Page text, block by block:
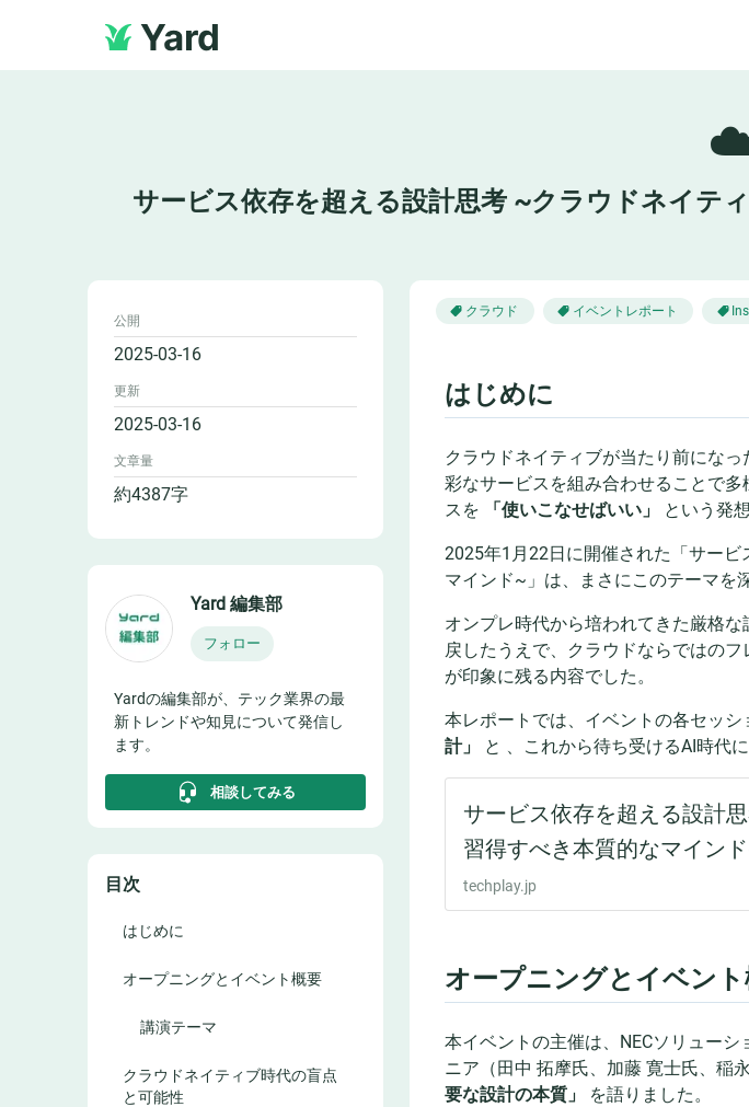
Yard
サービス依存を超える設計思考 ~クラウドネイテ
公開
2025-03-16
更新
2025-03-16
文章量
約4387字
Yard 編集部
フォロー
Yardの編集部が、テック業界の最
新トレンドや知見について発信し
ます。
相談してみる
目次
はじめに
オープニングとイベント概要
講演テーマ
クラウドネイティブ時代の盲点
と可能性
クラウド イベントレポート
はじめに
クラウドネイティブが当たり前にな
彩なサービスを組み合わせることで
スを
「使いこなせばいい」 という発
2025年1月22日に開催された「サー
マインド~」は、まさにこのテーマを
オンプレ時代から培われてきた厳格
戻したうえで、クラウドならではの
が印象に残る内容でした。
本レポートでは、イベントの各セッ
計」
と 、これから待ち受けるAI時代
オープニングとイベン
本イベントの主催は、NECソリュー
ニア（田中 拓摩氏、加藤 寛士氏、稲
要な設計の本質」
を語りました。